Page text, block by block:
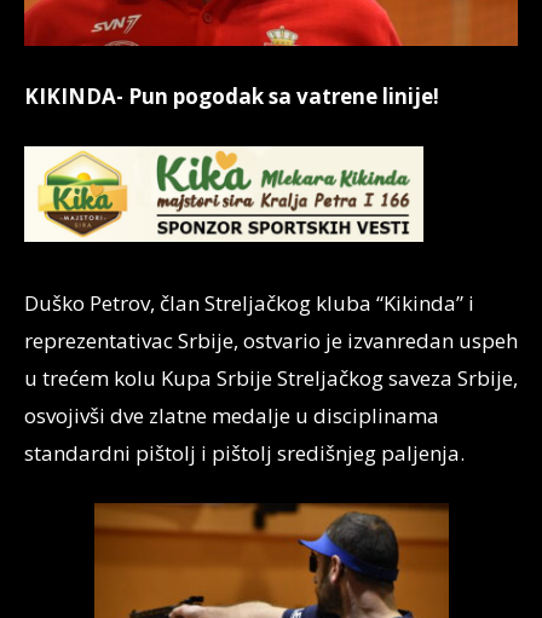
KIKINDA- Pun pogodak sa vatrene linije!
Duško Petrov, član Streljačkog kluba “Kikinda” i
reprezentativac Srbije, ostvario je izvanredan uspeh
u trećem kolu Kupa Srbije Streljačkog saveza Srbije,
osvojivši dve zlatne medalje u disciplinama
standardni pištolj i pištolj središnjeg paljenja.